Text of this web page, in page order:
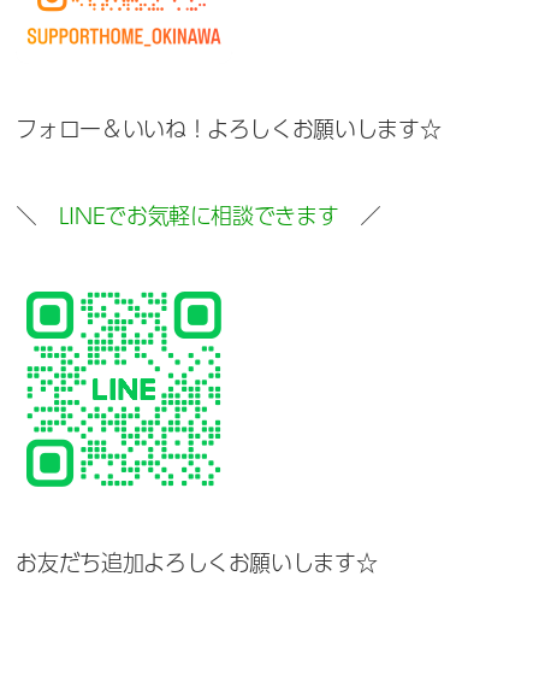
フォロー＆いいね！よろしくお願いします☆
＼ LINEでお気軽に相談できます ／
お友だち追加よろしくお願いします☆